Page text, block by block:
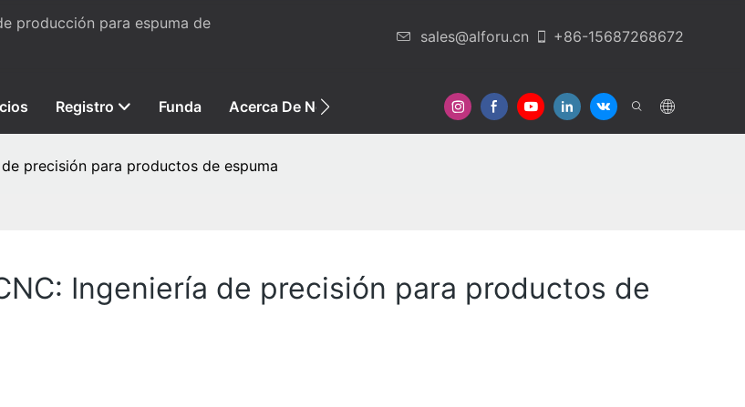
producción para espuma de
sales@alforu.cn +86-15687268672
Registro Funda Acerca De Nosotros Contáctenos
precisión para productos de espuma
Ingeniería de precisión para productos de